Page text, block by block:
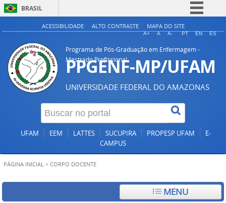
BRASIL
Simplifique!
Acesso à informação
Legislação
Canais
ACESSIBILIDADE ALTO CONTRASTE MAPA DO SITE
A+ A A- PT EN ES
Programa de Pós-Graduação em Enfermagem -
Mestrado Profissional
PPGENF-MP/UFAM
UNIVERSIDADE FEDERAL DO AMAZONAS
UFAM EEM LATTES SUCUPIRA PROPESP UFAM
E-
CAMPUS
PÁGINA INICIAL > CORPO DOCENTE
MENU